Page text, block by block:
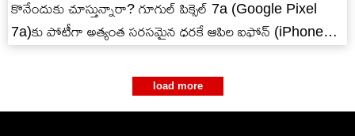
కొనేందుకు చూస్తున్నారా? గూగుల్ పిక్సెల్ 7a (Google Pixel
7a)కు పోటీగా అత్యంత సరసమైన ధరకే ఆపిల ఐఫోన్ (iPhone
load more